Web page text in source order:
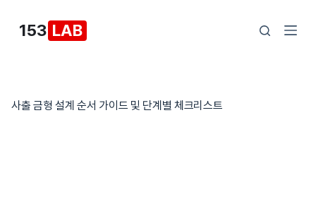
153 LAB
사출 금형 설계 순서 가이드 및 단계별 체크리스트